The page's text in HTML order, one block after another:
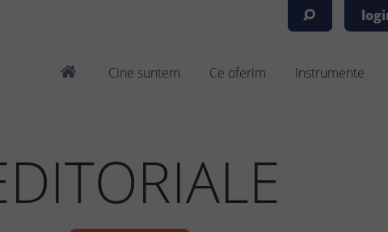
Cine suntem Ce oferim Instrumente